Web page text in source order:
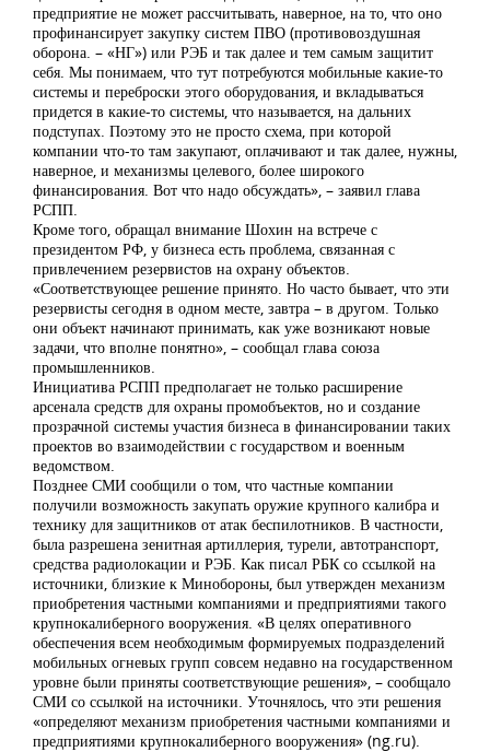
предприятие не может рассчитывать, наверное, на то, что оно
профинансирует закупку систем ПВО (противовоздушная
оборона. – «НГ») или РЭБ и так далее и тем самым защитит
себя. Мы понимаем, что тут потребуются мобильные какие-то
системы и переброски этого оборудования, и вкладываться
придется в какие-то системы, что называется, на дальних
подступах. Поэтому это не просто схема, при которой
компании что-то там закупают, оплачивают и так далее, нужны,
наверное, и механизмы целевого, более широкого
финансирования. Вот что надо обсуждать», – заявил глава
РСПП.
Кроме того, обращал внимание Шохин на встрече с
президентом РФ, у бизнеса есть проблема, связанная с
привлечением резервистов на охрану объектов.
«Соответствующее решение принято. Но часто бывает, что эти
резервисты сегодня в одном месте, завтра – в другом. Только
они объект начинают принимать, как уже возникают новые
задачи, что вполне понятно», – сообщал глава союза
промышленников.
Инициатива РСПП предполагает не только расширение
арсенала средств для охраны промобъектов, но и создание
прозрачной системы участия бизнеса в финансировании таких
проектов во взаимодействии с государством и военным
ведомством.
Позднее СМИ сообщили о том, что частные компании
получили возможность закупать оружие крупного калибра и
технику для защитников от атак беспилотников. В частности,
была разрешена зенитная артиллерия, турели, автотранспорт,
средства радиолокации и РЭБ. Как писал РБК со ссылкой на
источники, близкие к Минобороны, был утвержден механизм
приобретения частными компаниями и предприятиями такого
крупнокалиберного вооружения. «В целях оперативного
обеспечения всем необходимым формируемых подразделений
мобильных огневых групп совсем недавно на государственном
уровне были приняты соответствующие решения», – сообщало
СМИ со ссылкой на источники. Уточнялось, что эти решения
«определяют механизм приобретения частными компаниями и
предприятиями крупнокалиберного вооружения» (ng.ru).